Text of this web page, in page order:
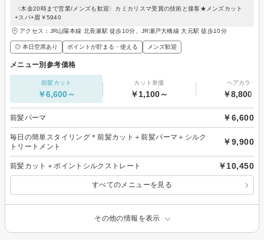
〈木金20時まで営業/メンズも歓迎〉カミカリスマ受賞の技術と接客★メンズカット
+スパ+眉￥5940
アクセス：JR山陽本線 北長瀬駅 徒歩10分、JR瀬戸大橋線 大元駅 徒歩10分
◎ 本日空席あり ポイントが貯まる・使える メンズ歓迎
メニュー別参考価格
前髪カット
￥6,600～
カット単価
￥1,100～
ヘアカラー
￥8,800～
前髪パーマ ￥6,600
毎日の簡単スタイリング＊前髪カット＋前髪パーマ＋シルク
トリートメント
￥9,900
前髪カット＋ポイントシルクストレート ￥10,450
すべてのメニューを見る
その他の情報を表示